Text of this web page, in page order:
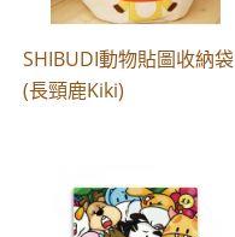
SHIBUDI動物貼圖收納袋
(長頸鹿Kiki)